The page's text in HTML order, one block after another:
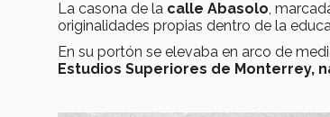
La casona de la calle Abasolo,
originalidades propias dentro de la
En su portón se elevaba en arco de
Estudios Superiores de Monterrey,